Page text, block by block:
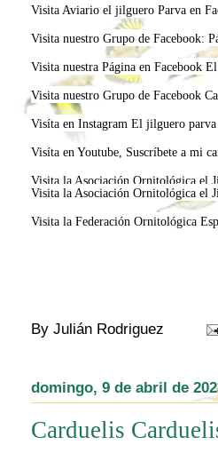
Visita Aviario el jilguero Parva en
Visita nuestro Grupo de Facebook:
Visita nuestra Página en Facebook
Visita nuestro Grupo de Facebook
Visíta en Instagram El jilguero parva
Visíta en Youtube, Suscríbete a mi
Visita la Asociación Ornitológica el
Visita la Asociación Ornitológica el
Visita la Federación Ornitológica
By Julián Rodriguez
domingo, 9 de abril de
Carduelis